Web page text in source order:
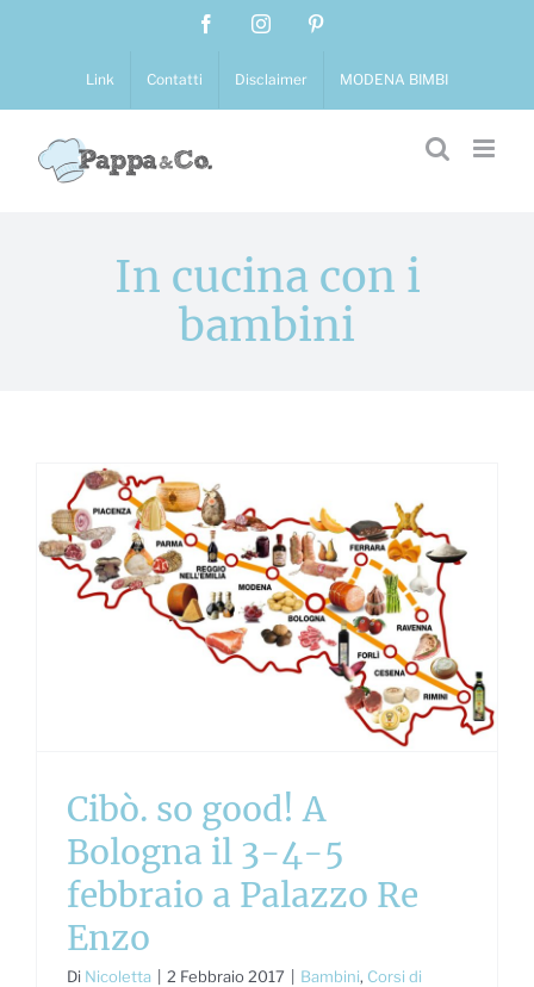
contenuto
FacebookInstagram
Link Contatti Disclaimer MODENA BIMBI
In cucina con i
bambini
Cibò. so good! A
Bologna il 3-4-5
febbraio a Palazzo Re
Enzo
Di Nicoletta 2 Febbraio 2017 Bambini, Corsi di